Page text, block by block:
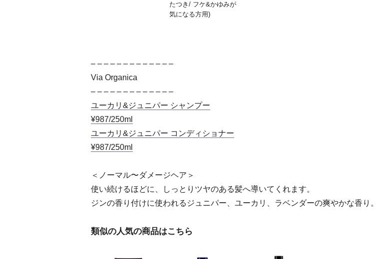
たつき/ フケ&かゆみが
気になる方用)
– – – – – – – – – – – – –
Via Organica
– – – – – – – – – – – – –
ユーカリ&ジュニパー シャンプー
¥987/250ml
ユーカリ&ジュニパー コンディショナー
¥987/250ml
＜ノーマル〜ダメージヘア＞
使い続けるほどに、しっとりツヤのある髪へ導いてくれます。
ジンの香り付けに使われるジュニパー、ユーカリ、ラベンダーの爽やかな香り。
類似の人気の商品はこちら